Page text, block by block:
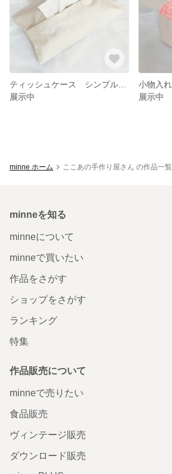
展示中
展示中
minne ホーム ここあの手作り屋さん の作品一覧
minneを知る
minneについて
minneで買いたい
作品をさがす
ショップをさがす
ランキング
特集
作品販売について
minneで売りたい
食品販売
ヴィンテージ販売
ダウンロード販売